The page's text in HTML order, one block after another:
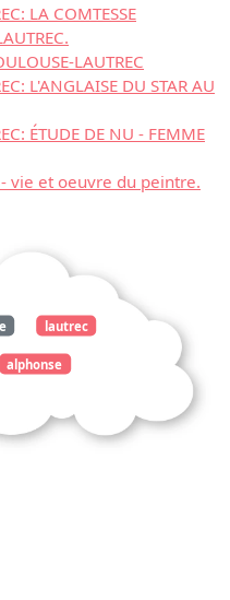
LA COMTESSE
LAUTREC
L'ANGLAISE DU STAR AU
ÉTUDE DE NU - FEMME
vie et oeuvre du peintre.
lautrec
alphonse